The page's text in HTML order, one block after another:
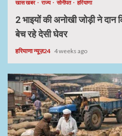
खास खबर राज्य सोनीपत हरियाणा
2 भाइयों की अनोखी जोड़ी ने
बेच रहे देसी घेवर
हरियाणा न्यूज़24 4 weeks ago